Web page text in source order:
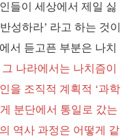
들이 세상에서 제일 싫
성하라’ 라고 하는 것이
서 듣고픈 부분은 나치
나라에서는 나치즘이
을 조직적 계획적 ‘과학
분단에서 통일로 갔는
역사 과정은 어떻게 같